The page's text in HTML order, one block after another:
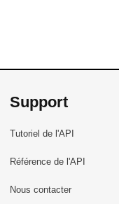
Support
Tutoriel de l'API
Référence de l'API
Nous contacter